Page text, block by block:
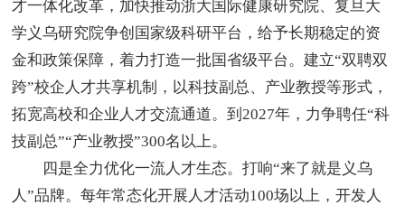
才一体化改革，加快推动浙大国际健康研究院、复旦大
学义乌研究院争创国家级科研平台，给予长期稳定的资
金和政策保障，着力打造一批国省级平台。建立“双聘双
跨”校企人才共享机制，以科技副总、产业教授等形式，
拓宽高校和企业人才交流通道。到2027年，力争聘任“科
技副总”“产业教授”300名以上。
四是全力优化一流人才生态。打响“来了就是义乌
人”品牌。每年常态化开展人才活动100场以上，开发人